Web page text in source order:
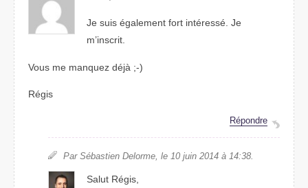
Je suis également fort intéressé. Je
m’inscrit.
Vous me manquez déjà ;-)
Régis
Répondre
Par Sébastien Delorme, le 10 juin 2014 à 14:38.
Salut Régis,